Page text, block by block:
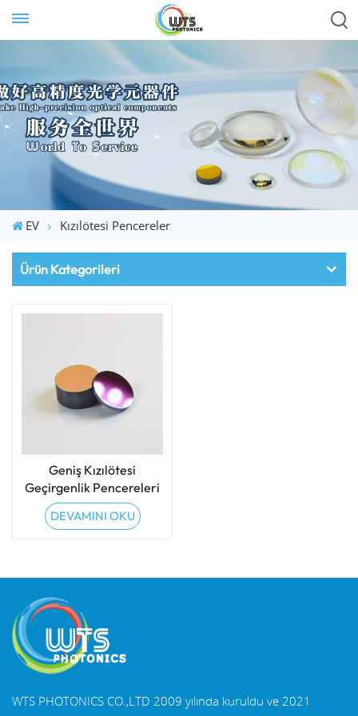
EV Kızılötesi Pencereler
Ürün Kategorileri
Geniş Kızılötesi
Geçirgenlik Pencereleri
DEVAMINI OKU
WTS PHOTONICS CO.,LTD 2009 yılında kuruldu ve 2021